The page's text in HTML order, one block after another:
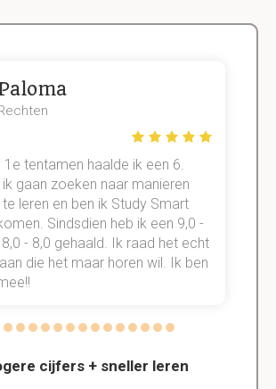
cijfers + sneller leren
tentamen haalde ik een 6.
gaan zoeken naar manieren
leren en ben ik Study Smart
Sindsdien heb ik een 9,0 -
8,0 - 8,0 gehaald. Ik raad het echt
die het maar horen wil. Ik ben